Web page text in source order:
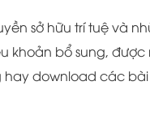
sở hữu trí tuệ và
bổ sung,
download các